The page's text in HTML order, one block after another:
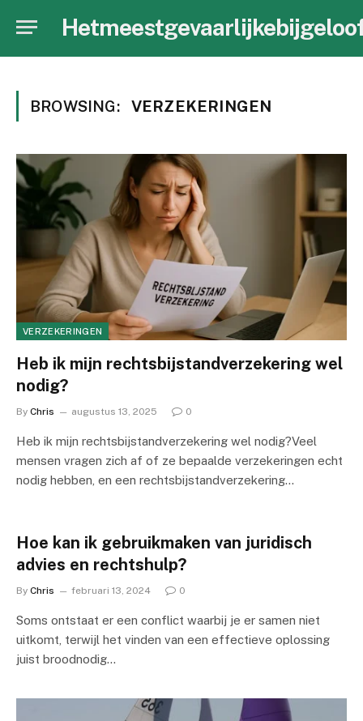
BROWSING: VERZEKERINGEN
VERZEKERINGEN
Heb ik mijn rechtsbijstandverzekering wel
nodig?
By Chris augustus 13, 2025 0
Heb ik mijn rechtsbijstandverzekering wel nodig?Veel
mensen vragen zich af of ze bepaalde verzekeringen echt
nodig hebben, en een rechtsbijstandverzekering…
Hoe kan ik gebruikmaken van juridisch
advies en rechtshulp?
By Chris februari 13, 2024 0
Soms ontstaat er een conflict waarbij je er samen niet
uitkomt, terwijl het vinden van een effectieve oplossing
juist broodnodig…